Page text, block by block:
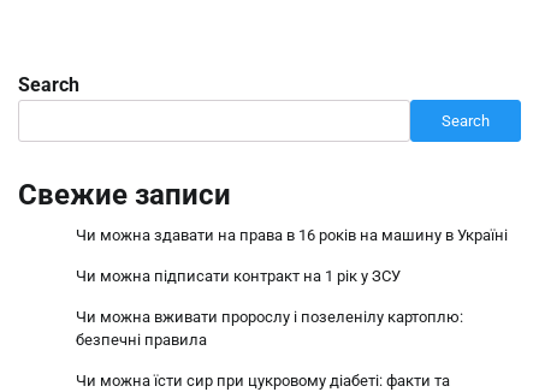
Search
Search
Свежие записи
Чи можна здавати на права в 16 років на машину в Україні
Чи можна підписати контракт на 1 рік у ЗСУ
Чи можна вживати пророслу і позеленілу картоплю:
безпечні правила
Чи можна їсти сир при цукровому діабеті: факти та